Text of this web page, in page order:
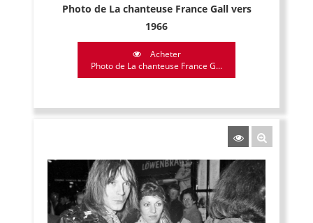
Photo de La chanteuse France Gall vers
1966
Acheter
Photo de La chanteuse France G...